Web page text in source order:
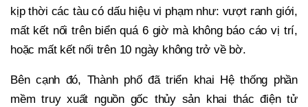
kịp thời các tàu có dấu hiệu vi phạm như: vượt ranh giới,
mất kết nối trên biển quá 6 giờ mà không báo cáo vị trí,
hoặc mất kết nối trên 10 ngày không trở về bờ.
Bên cạnh đó, Thành phố đã triển khai Hệ thống phần
mềm truy xuất nguồn gốc thủy sản khai thác điện tử